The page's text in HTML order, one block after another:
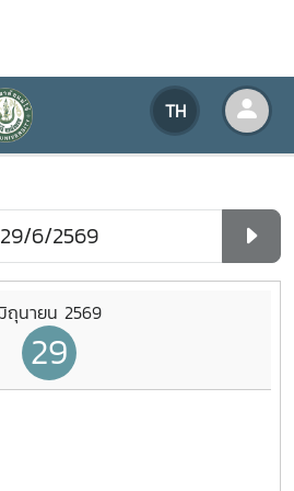
TH
องหน่วยงาน
วยงาน
ถุนายน 2569
29